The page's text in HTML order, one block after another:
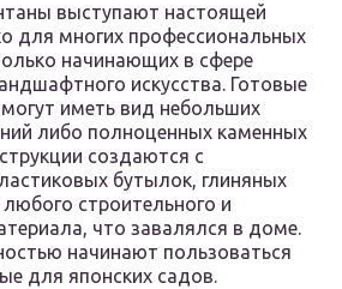
выступают настоящей
для многих профессиональных
начинающих в сфере
искусства. Готовые
иметь вид небольших
либо полноценных каменных
создаются с
бутылок, глиняных
строительного и
что завалялся в доме.
начинают пользоваться
для японских садов.